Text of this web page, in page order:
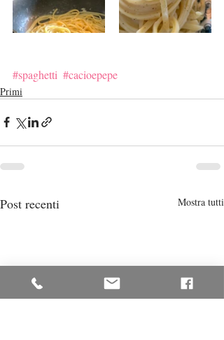
#spaghetti #cacioepepe
Primi
Post recenti Mostra tutti